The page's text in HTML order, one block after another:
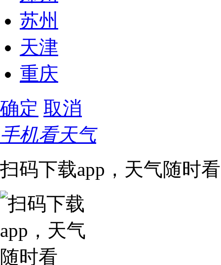
苏州
天津
重庆
确定 取消
手机看天气
扫码下载app，天气随时看